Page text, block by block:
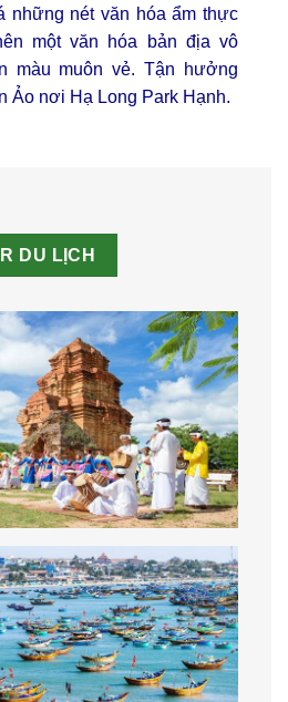
những nét văn hóa ẩm thực
một văn hóa bản địa vô
màu muôn vẻ. Tận hưởng
Ảo nơi Hạ Long Park Hạnh.
DU LỊCH